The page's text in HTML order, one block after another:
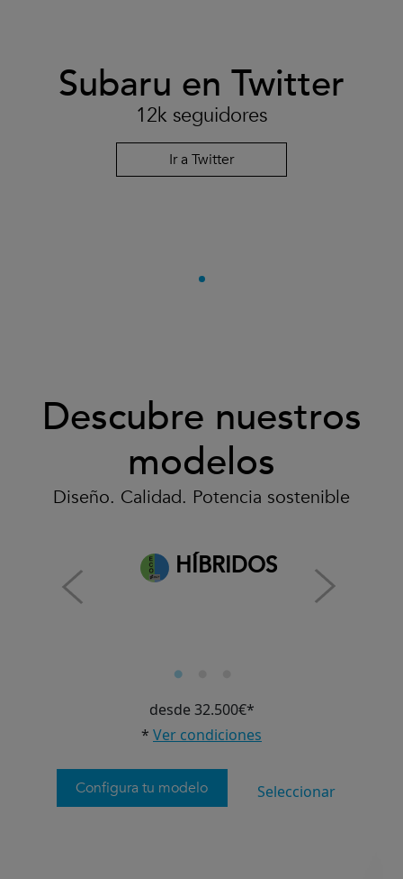
Subaru en Twitter
12k seguidores
Ir a Twitter
Descubre nuestros
modelos
Diseño. Calidad. Potencia sostenible
HÍBRIDOS
desde 32.500€*
* Ver condiciones
Configura tu modelo Seleccionar